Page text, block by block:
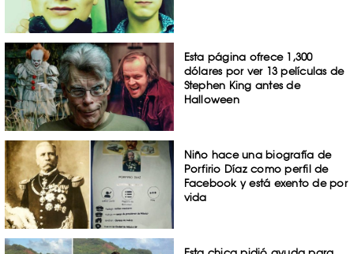
Esta página ofrece 1,300
dólares por ver 13 películas de
Stephen King antes de
Halloween
Niño hace una biografía de
Porfirio Díaz como perfil de
Facebook y está exento de por
vida